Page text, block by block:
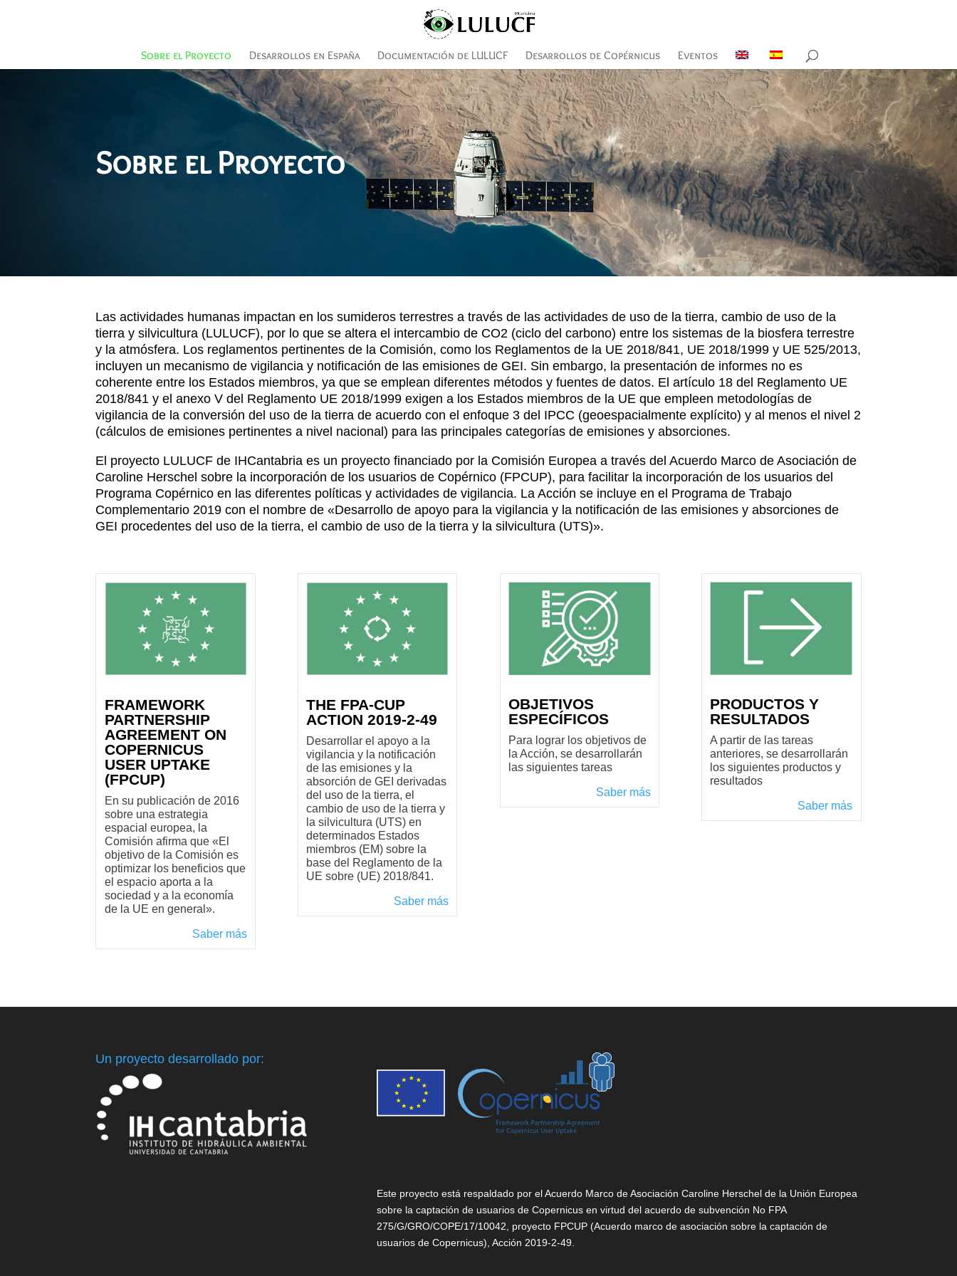
Sobre el Proyecto Desarrollos en España Documentación de LULUCF Desarrollos de Copérnicus Eventos
Sobre el Proyecto
Las actividades humanas impactan en los sumideros terrestres a través de las actividades de uso de la tierra, cambio de uso de la
tierra y silvicultura (LULUCF), por lo que se altera el intercambio de CO2 (ciclo del carbono) entre los sistemas de la biosfera terrestre
y la atmósfera. Los reglamentos pertinentes de la Comisión, como los Reglamentos de la UE 2018/841, UE 2018/1999 y UE 525/2013,
incluyen un mecanismo de vigilancia y notificación de las emisiones de GEI. Sin embargo, la presentación de informes no es
coherente entre los Estados miembros, ya que se emplean diferentes métodos y fuentes de datos. El artículo 18 del Reglamento UE
2018/841 y el anexo V del Reglamento UE 2018/1999 exigen a los Estados miembros de la UE que empleen metodologías de
vigilancia de la conversión del uso de la tierra de acuerdo con el enfoque 3 del IPCC (geoespacialmente explícito) y al menos el nivel 2
(cálculos de emisiones pertinentes a nivel nacional) para las principales categorías de emisiones y absorciones.
El proyecto LULUCF de IHCantabria es un proyecto financiado por la Comisión Europea a través del Acuerdo Marco de Asociación de
Caroline Herschel sobre la incorporación de los usuarios de Copérnico (FPCUP), para facilitar la incorporación de los usuarios del
Programa Copérnico en las diferentes políticas y actividades de vigilancia. La Acción se incluye en el Programa de Trabajo
Complementario 2019 con el nombre de «Desarrollo de apoyo para la vigilancia y la notificación de las emisiones y absorciones de
GEI procedentes del uso de la tierra, el cambio de uso de la tierra y la silvicultura (UTS)».
FRAMEWORK
PARTNERSHIP
AGREEMENT ON
COPERNICUS
USER UPTAKE
(FPCUP)
En su publicación de 2016
sobre una estrategia
espacial europea, la
Comisión afirma que «El
objetivo de la Comisión es
optimizar los beneficios que
el espacio aporta a la
sociedad y a la economía
de la UE en general».
Saber más
THE FPA-CUP
ACTION 2019-2-49
Desarrollar el apoyo a la
vigilancia y la notificación
de las emisiones y la
absorción de GEI derivadas
del uso de la tierra, el
cambio de uso de la tierra y
la silvicultura (UTS) en
determinados Estados
miembros (EM) sobre la
base del Reglamento de la
UE sobre (UE) 2018/841.
Saber más
OBJETIVOS
ESPECÍFICOS
Para lograr los objetivos de
la Acción, se desarrollarán
las siguientes tareas
Saber más
PRODUCTOS Y
RESULTADOS
A partir de las tareas
anteriores, se desarrollarán
los siguientes productos y
resultados
Saber más
Un proyecto desarrollado por:
Este proyecto está respaldado por el Acuerdo Marco de Asociación Caroline Herschel de la Unión Europea
sobre la captación de usuarios de Copernicus en virtud del acuerdo de subvención No FPA
275/G/GRO/COPE/17/10042, proyecto FPCUP (Acuerdo marco de asociación sobre la captación de
usuarios de Copernicus), Acción 2019-2-49.